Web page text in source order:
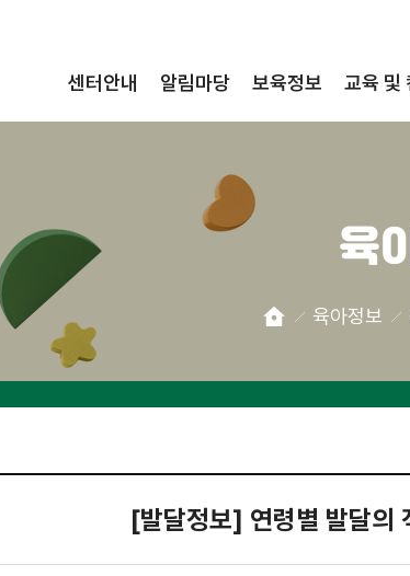
센터안내 알림마당 보육정보 교육 및
육
육아정보
[발달정보] 연령별 발달의